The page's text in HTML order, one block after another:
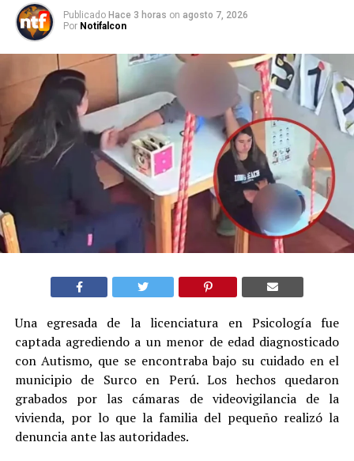
Publicado Hace 3 horas on agosto 7, 2026
Por Notifalcon
Una egresada de la licenciatura en Psicología fue
captada agrediendo a un menor de edad diagnosticado
con Autismo, que se encontraba bajo su cuidado en el
municipio de Surco en Perú. Los hechos quedaron
grabados por las cámaras de videovigilancia de la
vivienda, por lo que la familia del pequeño realizó la
denuncia ante las autoridades.